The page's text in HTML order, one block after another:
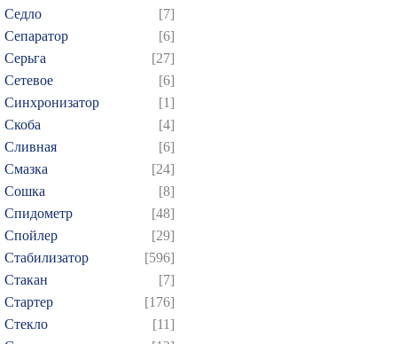
Седло
[7]
Сепаратор
[6]
Серьга
[27]
Сетевое
[6]
Синхронизатор
[1]
Скоба
[4]
Сливная
[6]
Смазка
[24]
Сошка
[8]
Спидометр
[48]
Спойлер
[29]
Стабилизатор
[596]
Стакан
[7]
Стартер
[176]
Стекло
[11]